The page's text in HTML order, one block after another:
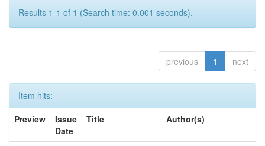
Results 1-1 of 1 (Search time: 0.001 seconds).
previous 1 next
Item hits:
Preview
Issue
Date
Title Author(s)